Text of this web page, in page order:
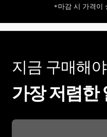
마감 시 가격이
지금 구매해야
가장 저렴한